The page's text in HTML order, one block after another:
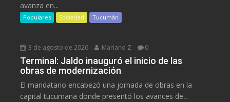
avanza en...
Populares Sociedad Tucumán
3 de agosto de 2026 Mariano Z 0
Terminal: Jaldo inauguró el inicio de las
obras de modernización
El mandatario encabezó una jornada de obras en la
capital tucumana donde presentó los avances de...